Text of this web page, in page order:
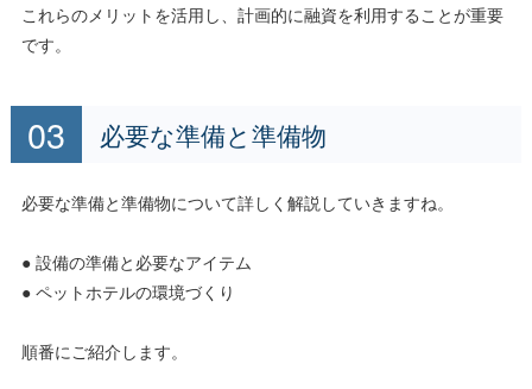
これらのメリットを活用し、計画的に融資を利用することが重要
です。
必要な準備と準備物
必要な準備と準備物について詳しく解説していきますね。
● 設備の準備と必要なアイテム
● ペットホテルの環境づくり
順番にご紹介します。